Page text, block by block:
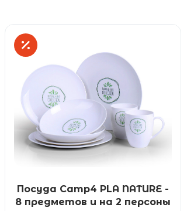
Посуда Camp4 PLA NATURE -
8 предметов и на 2 персоны